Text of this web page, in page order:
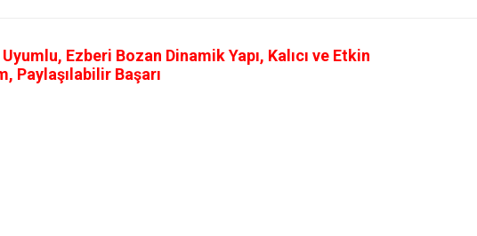
Ezberi Bozan Dinamik Yapı, Kalıcı ve Etkin
Paylaşılabilir Başarı